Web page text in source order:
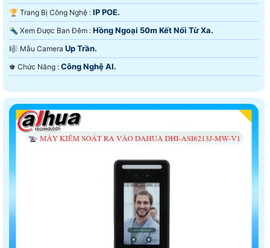
🏆 Trang Bị Công Nghệ : IP POE.
🔦 Xem Được Ban Đêm : Hồng Ngoại 50m Kết Nối Từ Xa.
🎼️ Mẫu Camera Up Trần.
️♚ Chức Năng : Công Nghệ AI.